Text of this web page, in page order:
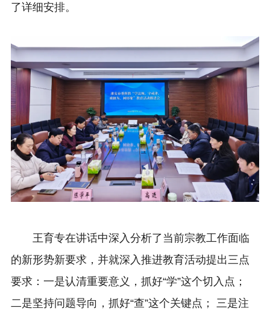
了详细安排。
王育专在讲话中深入分析了当前宗教工作面临
的新形势新要求，并就深入推进教育活动提出三点
要求：一是认清重要意义，抓好“学”这个切入点；
二是坚持问题导向，抓好“查”这个关键点； 三是注